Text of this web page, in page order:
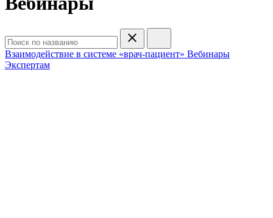
Взаимодействие в системе «врач-пациент» Вебинары
Экспертам